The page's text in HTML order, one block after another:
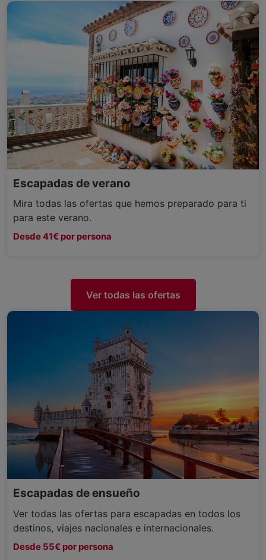
Escapadas de verano
Mira todas las ofertas que hemos preparado para ti
para este verano.
Desde 41€ por persona
Ver todas las ofertas
Escapadas de ensueño
Ver todas las ofertas para escapadas en todos los
destinos, viajes nacionales e internacionales.
Desde 55€ por persona